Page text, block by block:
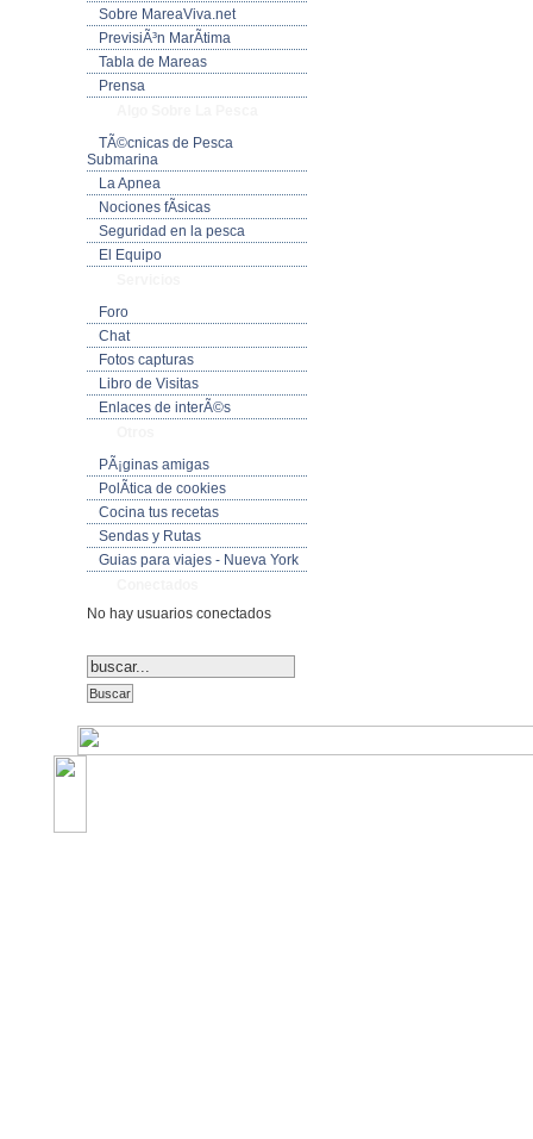
Sobre MareaViva.net
PrevisiÃ³n MarÃ­tima
Tabla de Mareas
Prensa
TÃ©cnicas de Pesca
Submarina
La Apnea
Nociones fÃ­sicas
Seguridad en la pesca
El Equipo
Foro
Chat
Fotos capturas
Libro de Visitas
Enlaces de interÃ©s
PÃ¡ginas amigas
PolÃ­tica de cookies
Cocina tus recetas
Sendas y Rutas
Guias para viajes - Nueva York
No hay usuarios conectados